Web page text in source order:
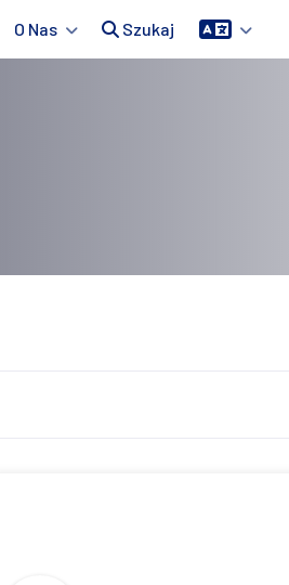
O Nas Szukaj